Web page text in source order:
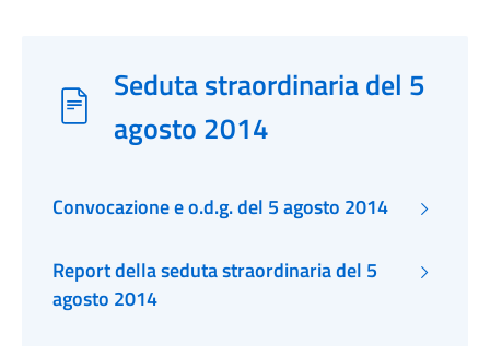
Seduta straordinaria del 5
agosto 2014
Convocazione e o.d.g. del 5 agosto 2014
Report della seduta straordinaria del 5
agosto 2014